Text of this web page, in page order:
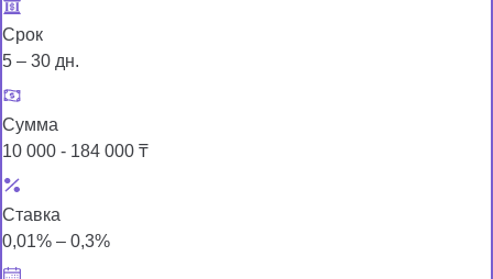
Срок
5 – 30 дн.
Сумма
10 000 - 184 000 ₸
Ставка
0,01% – 0,3%